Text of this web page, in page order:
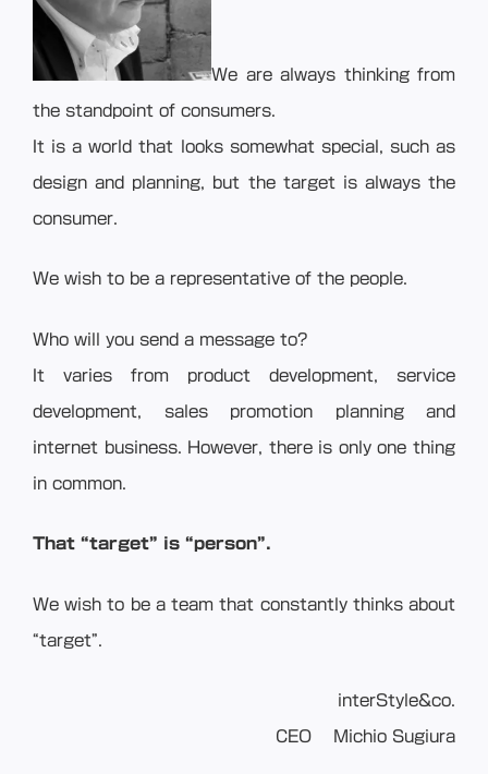
We are always thinking from
the standpoint of consumers.
It is a world that looks somewhat special, such as
design and planning, but the target is always the
consumer.
We wish to be a representative of the people.
Who will you send a message to?
It varies from product development, service
development, sales promotion planning and
internet business. However, there is only one thing
in common.
That “target” is “person”.
We wish to be a team that constantly thinks about
“target”.
interStyle&co.
CEO Michio Sugiura